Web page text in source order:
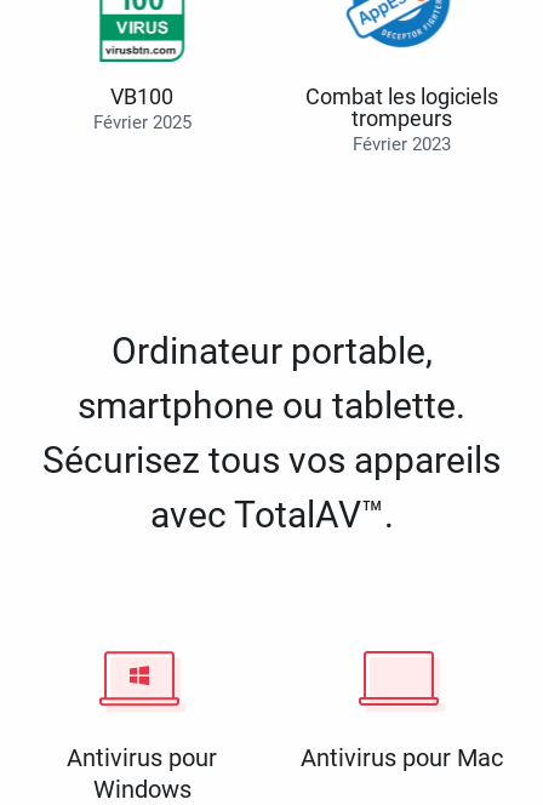
VB100
Février 2025
Combat les logiciels
trompeurs
Février 2023
Ordinateur portable,
smartphone ou tablette.
Sécurisez tous vos appareils
avec TotalAV™.
Antivirus pour
Windows
Antivirus pour Mac